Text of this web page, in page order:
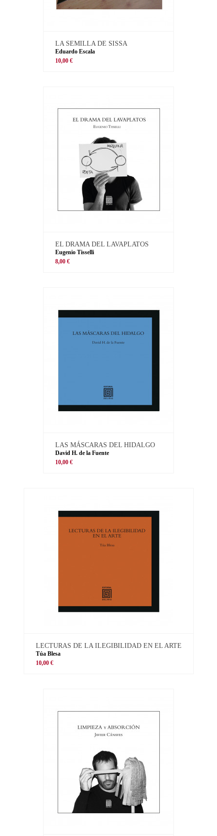
LA SEMILLA DE SISSA
Eduardo Escala
10,00 €
EL DRAMA DEL LAVAPLATOS
Eugenio Tisselli
8,00 €
LAS MÁSCARAS DEL HIDALGO
David H. de la Fuente
10,00 €
LECTURAS DE LA ILEGIBILIDAD EN EL ARTE
Túa Blesa
10,00 €